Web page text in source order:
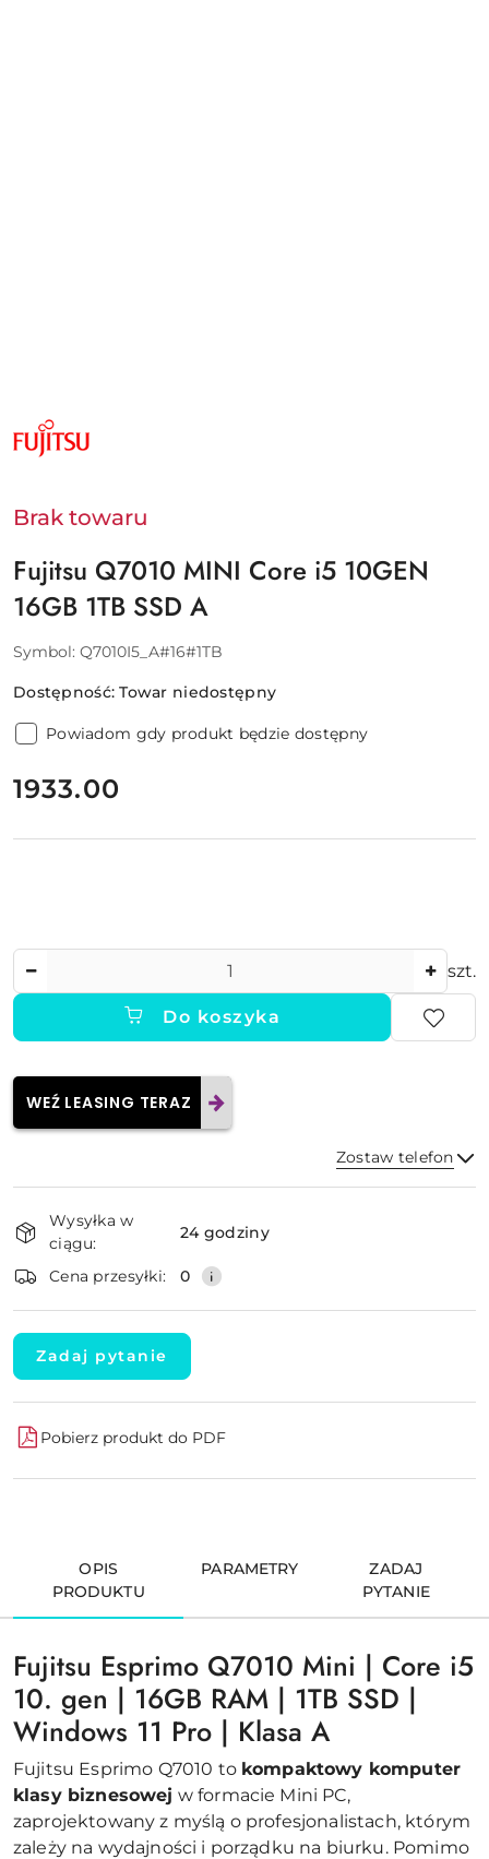
PRODUCENTA:
FUJITSU
Brak towaru
Fujitsu Q7010 MINI Core i5 10GEN
16GB 1TB SSD A
Symbol: Q7010I5_A#16#1TB
Dostępność:Towar niedostępny
Powiadom gdy produkt będzie dostępny
cena:
1933.00
szt.
Do koszyka
WEŹ LEASING TERAZ
Zostaw telefon
i
dostawa
Wysyłka w
ciągu:
24 godziny
Cena przesyłki: 0
Zadaj pytanie
Pobierz produkt do PDF
OPIS
PRODUKTU
PARAMETRY
ZADAJ
PYTANIE
Fujitsu Esprimo Q7010 Mini | Core i5
10. gen | 16GB RAM | 1TB SSD |
Windows 11 Pro | Klasa A
Fujitsu Esprimo Q7010 to kompaktowy komputer
klasy biznesowej w formacie Mini PC,
zaprojektowany z myślą o profesjonalistach, którym
zależy na wydajności i porządku na biurku. Pomimo